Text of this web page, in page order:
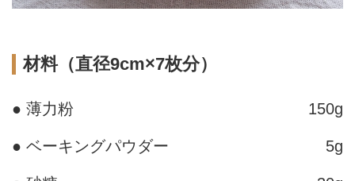
材料（直径9cm×7枚分）
● 薄力粉 150g
● ベーキングパウダー 5g